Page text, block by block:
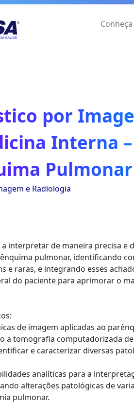
por
Interna –
Pulmonar
e Radiologia
interpretar de maneira precisa e
pulmonar, identificando
e raras, e integrando esses
do paciente para aprimorar o
de imagem aplicadas ao
a tomografia computadorizada
e caracterizar diversas
analíticas para a
alterações patológicas de
pulmonar.